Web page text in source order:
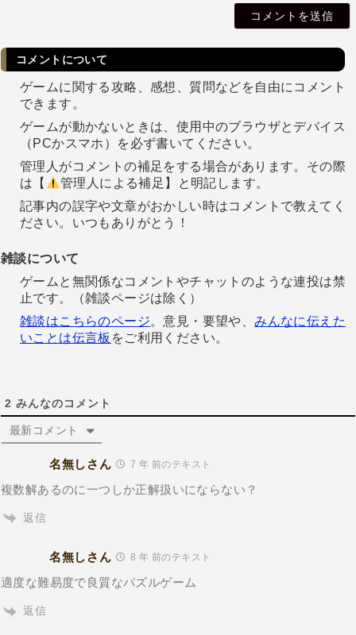
コメントについて
ゲームに関する攻略、感想、質問などを自由にコメント
できます。
ゲームが動かないときは、使用中のブラウザとデバイス
（PCかスマホ）を必ず書いてください。
管理人がコメントの補足をする場合があります。その際
は【
管理人による補足】と明記します。
記事内の誤字や文章がおかしい時はコメントで教えてく
ださい。いつもありがとう！
雑談について
ゲームと無関係なコメントやチャットのような連投は禁
止です。（雑談ページは除く）
雑談はこちらのページ。意見・要望や、みんなに伝えた
いことは伝言板 をご利用ください。
2 みんなのコメント
最新コメント
名無しさん 7 年 前のテキスト
複数解あるのに一つしか正解扱いにならない？
返信
名無しさん 8 年 前のテキスト
適度な難易度で良質なパズルゲーム
返信